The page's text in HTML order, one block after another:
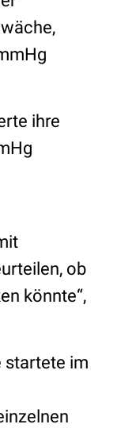
ihre
ob
könnte“,
startete im